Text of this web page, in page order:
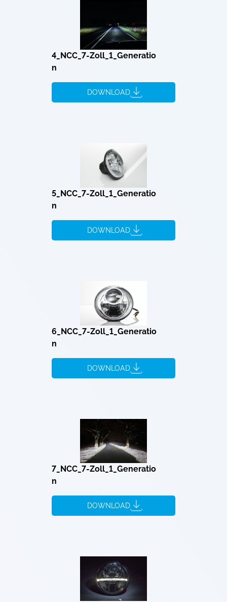
4_NCC_7-Zoll_1_Generatio
n
DOWNLOAD
5_NCC_7-Zoll_1_Generatio
n
DOWNLOAD
6_NCC_7-Zoll_1_Generatio
n
DOWNLOAD
7_NCC_7-Zoll_1_Generatio
n
DOWNLOAD